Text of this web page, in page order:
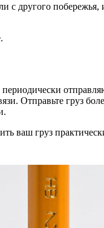
с другого
Отправьте груз
ваш груз